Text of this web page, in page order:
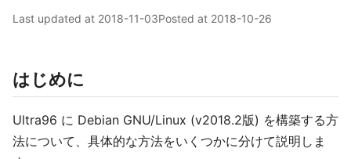
Last updated at 2018-11-03Posted at 2018-10-26
はじめに
Ultra96 に Debian GNU/Linux (v2018.2版) を構築する方
法について、具体的な方法をいくつかに分けて説明しま